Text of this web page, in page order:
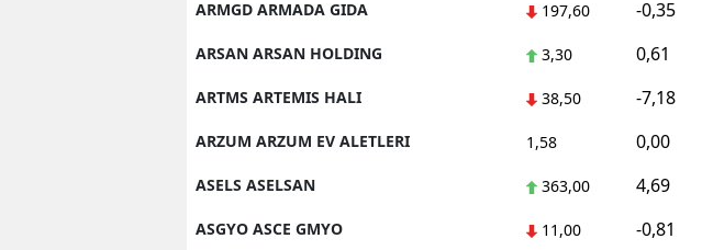
ARMGD ARMADA GIDA 197,60 -0,35
ARSAN ARSAN HOLDING 3,30 0,61
ARTMS ARTEMIS HALI 38,50 -7,18
ARZUM ARZUM EV ALETLERI 1,58 0,00
ASELS ASELSAN 363,00 4,69
ASGYO ASCE GMYO 11,00 -0,81